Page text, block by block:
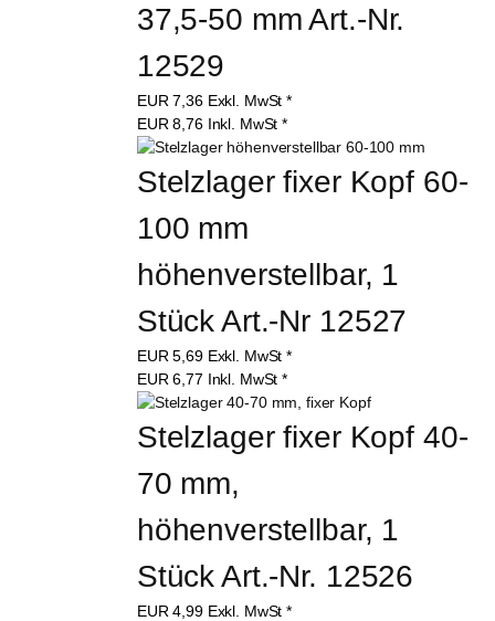
37,5-50 mm Art.-Nr.
12529
EUR7,36 Exkl. MwSt *
EUR8,76 Inkl. MwSt *
Stelzlager fixer Kopf 60-
100 mm
höhenverstellbar, 1
Stück Art.-Nr 12527
EUR5,69 Exkl. MwSt *
EUR6,77 Inkl. MwSt *
Stelzlager fixer Kopf 40-
70 mm,
höhenverstellbar, 1
Stück Art.-Nr. 12526
EUR4,99 Exkl. MwSt *